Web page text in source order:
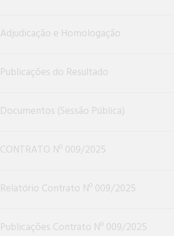
Adjudicação e Homologação
Publicações do Resultado
Documentos (Sessão Pública)
CONTRATO Nº 009/2025
Relatório Contrato Nº 009/2025
Publicações Contrato Nº 009/2025